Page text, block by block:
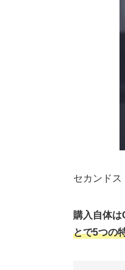
セカンドス
購入自体は
とで5つの